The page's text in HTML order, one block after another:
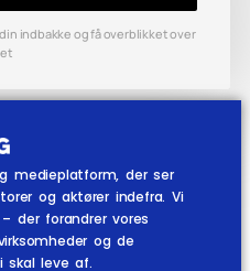
indbakke og få overblikket over
medieplatform, der ser
og aktører indefra. Vi
der forandrer vores
og de
skal leve af.